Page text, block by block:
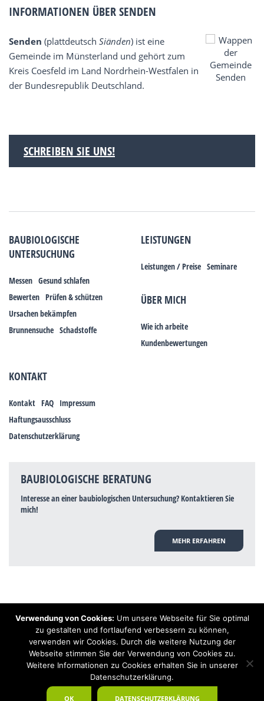
INFORMATIONEN ÜBER SENDEN
Senden (plattdeutsch Siänden) ist eine
Gemeinde im Münsterland und gehört zum
Kreis Coesfeld im Land Nordrhein-Westfalen in
der Bundesrepublik Deutschland.
SCHREIBEN SIE UNS!
BAUBIOLOGISCHE
UNTERSUCHUNG
Messen Gesund schlafen
Bewerten Prüfen & schützen
Ursachen bekämpfen
Brunnensuche Schadstoffe
LEISTUNGEN
Leistungen / Preise Seminare
ÜBER MICH
Wie ich arbeite
Kundenbewertungen
KONTAKT
Kontakt FAQ Impressum
Haftungsausschluss
Datenschutzerklärung
BAUBIOLOGISCHE BERATUNG
Interesse an einer baubiologischen Untersuchung? Kontaktieren Sie
mich!
MEHR ERFAHREN
Hinweis: Trotz zahlreicher Studien, die einen Zusammenhang zwischen
Elektrosmog und gesundheitlichen Problemen aufzeigen, ist es von der
praktischen Schulmedizin bisher wissenschaftlich nicht anerkannt, dass
Elektrosmog und Erdstrahlen gesundheitliche Auswirkungen haben können.
Ähnliches galt auch über Jahrzehnte für die Akkupunktur und die
Homöopathie. Sie suchen einen Baubiologen? Baubiologe Baldermnn - Ihr
Spezialist für gesunden Schlaf!
Verwendung von Cookies: Um unsere Webseite für Sie optimal
zu gestalten und fortlaufend verbessern zu können,
verwenden wir Cookies. Durch die weitere Nutzung der
Webseite stimmen Sie der Verwendung von Cookies zu.
Weitere Informationen zu Cookies erhalten Sie in unserer
Datenschutzerklärung.
OK DATENSCHUTZERKLÄRUNG